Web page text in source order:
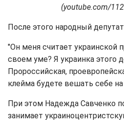
(youtube.com/
После этого народный
"Он меня считает украинской
своем уме? Я украинка этого
Пророссийская,
клейма будете вешать себе на
При этом Надежда Савченко
занимает